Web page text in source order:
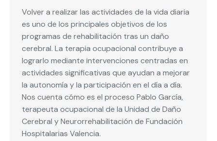
Volver a realizar las actividades de la vida diaria
es uno de los principales objetivos de los
programas de rehabilitación tras un daño
cerebral. La terapia ocupacional contribuye a
lograrlo mediante intervenciones centradas en
actividades significativas que ayudan a mejorar
la autonomía y la participación en el día a día.
Nos cuenta cómo es el proceso Pablo García,
terapeuta ocupacional de la Unidad de Daño
Cerebral y Neurorrehabilitación de Fundación
Hospitalarias Valencia.